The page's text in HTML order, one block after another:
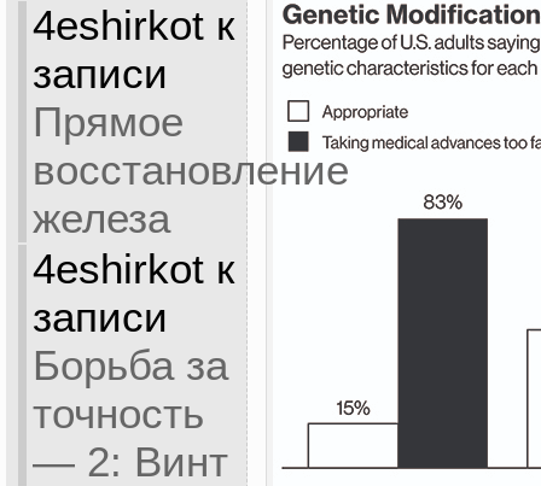
4eshirkotк
записи
Прямое
восстановление
железа
4eshirkotк
записи
Борьба за
точность
— 2: Винт